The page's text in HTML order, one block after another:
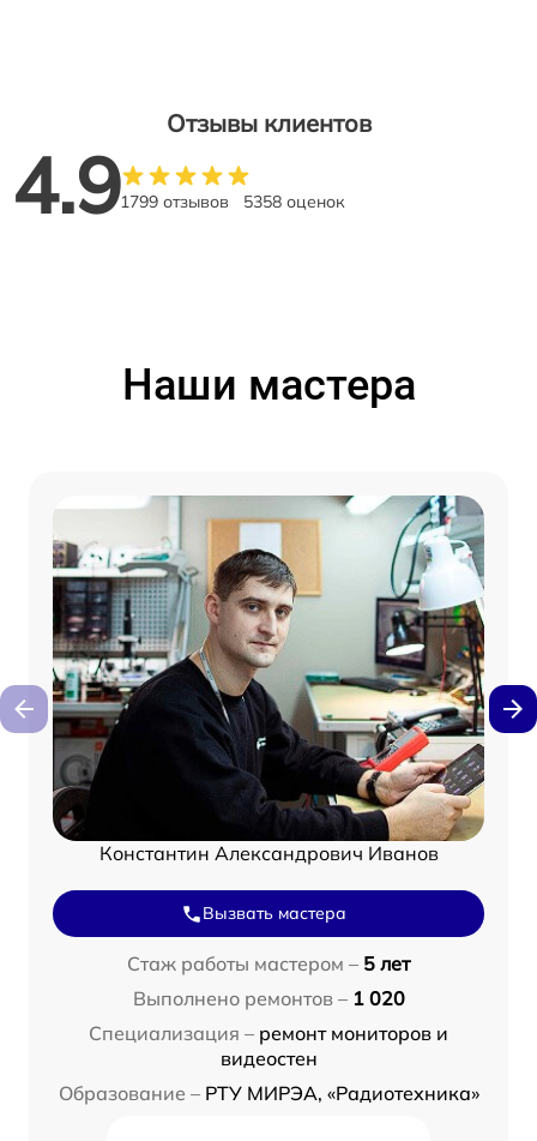
Отзывы клиентов
4.91799 отзывов 5358 оценок
Наши мастера
Константин Александрович Иванов
Вызвать мастера
Стаж работы мастером – 5 лет
Выполнено ремонтов – 1 020
Специализация – ремонт мониторов и
видеостен
Образование – РТУ МИРЭА, «Радиотехника»